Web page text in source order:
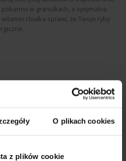
O plikach cookies
z plików cookie
w granulkach, a optymalna
i białka sprawi, że Twoje ryby